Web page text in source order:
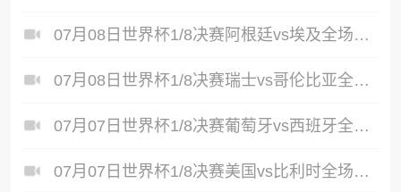
07月08日世界杯1/8决赛阿根廷vs埃及全场录像
07月08日世界杯1/8决赛瑞士vs哥伦比亚全场录像
07月07日世界杯1/8决赛葡萄牙vs西班牙全场录像
07月07日世界杯1/8决赛美国vs比利时全场录像